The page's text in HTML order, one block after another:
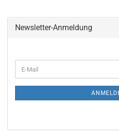
Newsletter-Anmeldung
ZUR
E-
Mail